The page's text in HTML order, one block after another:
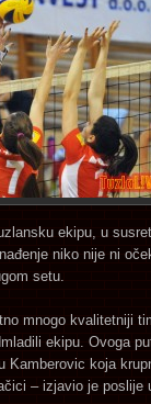
ekipu, u
niko nije ni
setu.
mnogo kvalitetniji
ekipu. Ovoga
Kamberovic koja
– izjavio je poslije